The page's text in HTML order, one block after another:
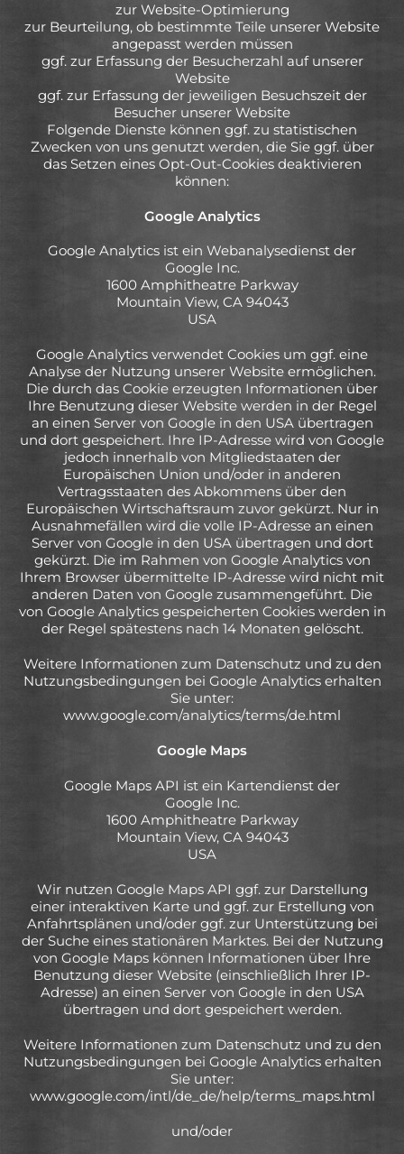
zur Website-Optimierung
zur Beurteilung, ob bestimmte Teile unserer Website
angepasst werden müssen
ggf. zur Erfassung der Besucherzahl auf unserer
Website
ggf. zur Erfassung der jeweiligen Besuchszeit der
Besucher unserer Website
Folgende Dienste können ggf. zu statistischen
Zwecken von uns genutzt werden, die Sie ggf. über
das Setzen eines Opt-Out-Cookies deaktivieren
können:
Google Analytics
Google Analytics ist ein Webanalysedienst der
Google Inc.
1600 Amphitheatre Parkway
Mountain View, CA 94043
USA
Google Analytics verwendet Cookies um ggf. eine
Analyse der Nutzung unserer Website ermöglichen.
Die durch das Cookie erzeugten Informationen über
Ihre Benutzung dieser Website werden in der Regel
an einen Server von Google in den USA übertragen
und dort gespeichert. Ihre IP-Adresse wird von Google
jedoch innerhalb von Mitgliedstaaten der
Europäischen Union und/oder in anderen
Vertragsstaaten des Abkommens über den
Europäischen Wirtschaftsraum zuvor gekürzt. Nur in
Ausnahmefällen wird die volle IP-Adresse an einen
Server von Google in den USA übertragen und dort
gekürzt. Die im Rahmen von Google Analytics von
Ihrem Browser übermittelte IP-Adresse wird nicht mit
anderen Daten von Google zusammengeführt. Die
von Google Analytics gespeicherten Cookies werden in
der Regel spätestens nach 14 Monaten gelöscht.
Weitere Informationen zum Datenschutz und zu den
Nutzungsbedingungen bei Google Analytics erhalten
Sie unter:
www.google.com/analytics/terms/de.html
Google Maps
Google Maps API ist ein Kartendienst der
Google Inc.
1600 Amphitheatre Parkway
Mountain View, CA 94043
USA
Wir nutzen Google Maps API ggf. zur Darstellung
einer interaktiven Karte und ggf. zur Erstellung von
Anfahrtsplänen und/oder ggf. zur Unterstützung bei
der Suche eines stationären Marktes. Bei der Nutzung
von Google Maps können Informationen über Ihre
Benutzung dieser Website (einschließlich Ihrer IP-
Adresse) an einen Server von Google in den USA
übertragen und dort gespeichert werden.
Weitere Informationen zum Datenschutz und zu den
Nutzungsbedingungen bei Google Analytics erhalten
Sie unter:
www.google.com/intl/de_de/help/terms_maps.html
und/oder